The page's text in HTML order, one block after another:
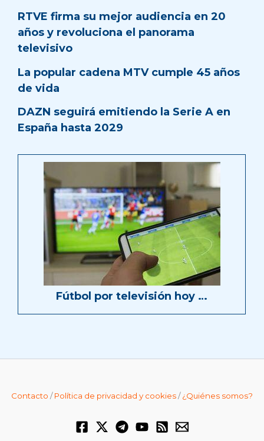
RTVE firma su mejor audiencia en 20
años y revoluciona el panorama
televisivo
La popular cadena MTV cumple 45 años
de vida
DAZN seguirá emitiendo la Serie A en
España hasta 2029
Fútbol por televisión hoy …
Contacto /Política de privacidad y cookies/¿Quiénes somos?